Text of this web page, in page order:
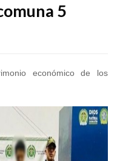
5
económico de los